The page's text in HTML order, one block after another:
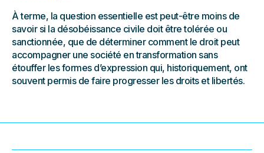
À terme, la question essentielle est peut-être moins de
savoir si la désobéissance civile doit être tolérée ou
sanctionnée, que de déterminer comment le droit peut
accompagner une société en transformation sans
étouffer les formes d’expression qui, historiquement, ont
souvent permis de faire progresser les droits et libertés.